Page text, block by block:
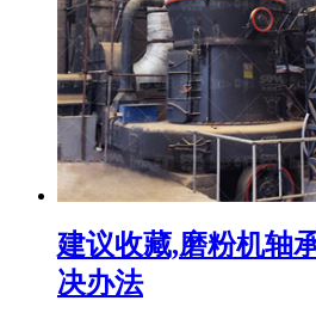
建议收藏,磨粉机轴
决办法